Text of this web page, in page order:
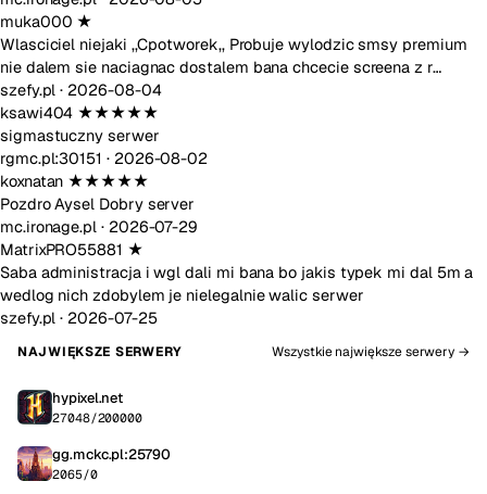
muka000 ★
Wlasciciel niejaki ,,Cpotworek,, Probuje wylodzic smsy premium
nie dalem sie naciagnac dostalem bana chcecie screena z r…
szefy.pl · 2026-08-04
ksawi404 ★★★★★
sigmastuczny serwer
rgmc.pl:30151 · 2026-08-02
koxnatan ★★★★★
Pozdro Aysel Dobry server
mc.ironage.pl · 2026-07-29
MatrixPRO55881 ★
Saba administracja i wgl dali mi bana bo jakis typek mi dal 5m a
wedlog nich zdobylem je nielegalnie walic serwer
szefy.pl · 2026-07-25
NAJWIĘKSZE SERWERY Wszystkie największe serwery →
hypixel.net
27048/200000
gg.mckc.pl:25790
2065/0